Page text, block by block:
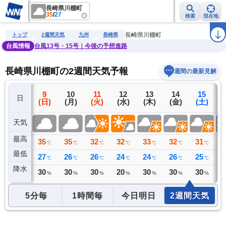
長崎県川棚町
35/27 検索 現在地
雨雲レーダー 台風情報 地震情報 警報・注意報 ラ
トップ 2週間天気 九州 長崎県
長崎県川棚町
台風情報
台風13号・15号｜今後の予想進路
長崎県川棚町の2週間天気予報 週間の最新見解
日
天気
最高
最低
降水
8
(土)
35 ℃
26 ℃
0 ミリ
9
(日)
35 ℃
27 ℃
30 %
10
(月)
35 ℃
26 ℃
30 %
11
(火)
32 ℃
26 ℃
30 %
12
(水)
32 ℃
24 ℃
20 %
13
(木)
33 ℃
24 ℃
30 %
14
(金)
32 ℃
26 ℃
30 %
15
(土)
31 ℃
25 ℃
30 %
5分毎 1時間毎 今日明日 2週間天気